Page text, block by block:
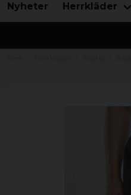
Nyheter Herrkläder